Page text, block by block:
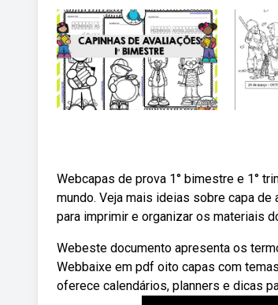
Webcapas de prova 1° bimestre e 1°
mundo. Veja mais ideias sobre capa
para imprimir e organizar os materiais
Webeste documento apresenta os
Webbaixe em pdf oito capas com
oferece calendários, planners e dicas